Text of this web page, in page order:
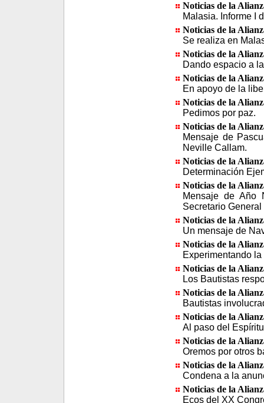
Noticias de la
Malasia. Informe I
Noticias de la
Se realiza en
Noticias de la
Dando espacio a
Noticias de la
En apoyo de la
Noticias de la
Pedimos por paz.
Noticias de la
Mensaje de
Neville Callam.
Noticias de la
Determinación
Noticias de la
Mensaje de Año
Secretario General
Noticias de la
Un mensaje de
Noticias de la
Experimentando
Noticias de la
Los Bautistas
Noticias de la
Bautistas
Noticias de la
Al paso del
Noticias de la
Oremos por otros
Noticias de la
Condena a la
Noticias de la
Ecos del XX